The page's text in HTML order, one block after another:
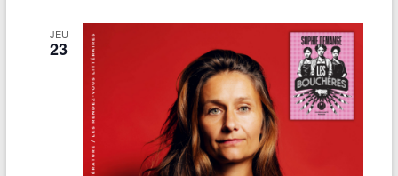
e
i
i
n
o
t
i
e
r
JEU
23